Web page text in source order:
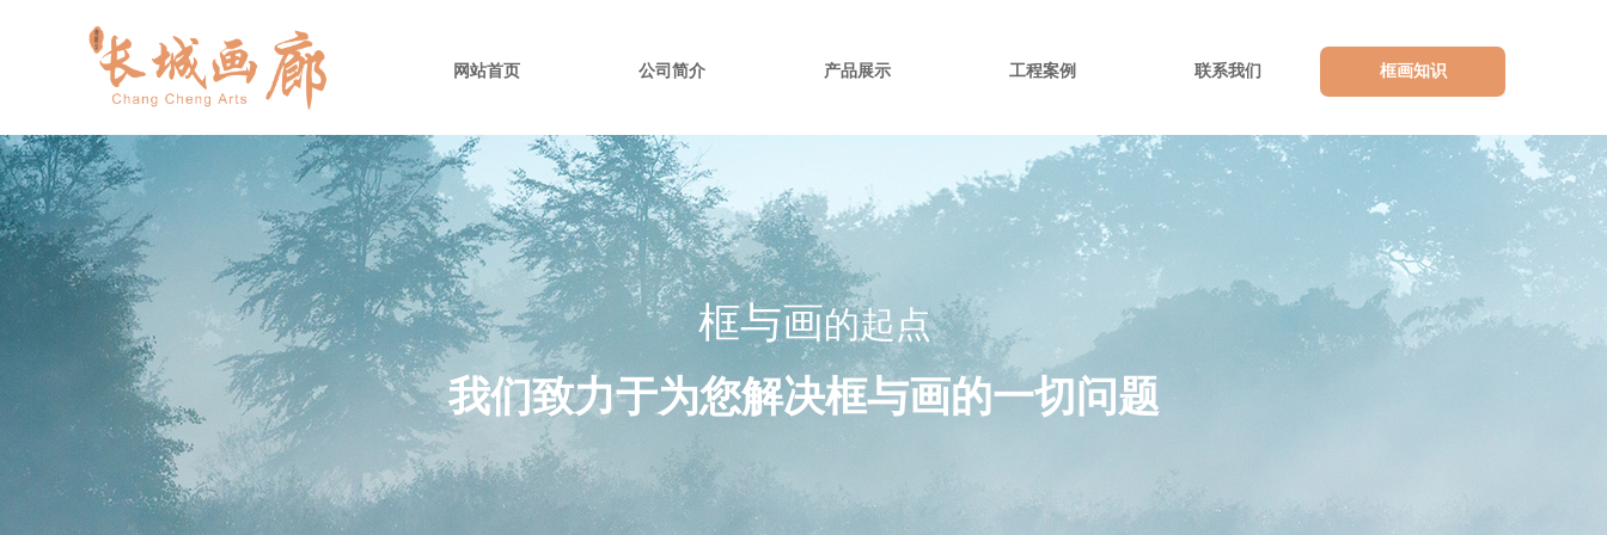
我们致力于为您解决框与画的一切问题
框与画的起点
网站首页 公司简介 产品展示 工程案例 联系我们 框画知识